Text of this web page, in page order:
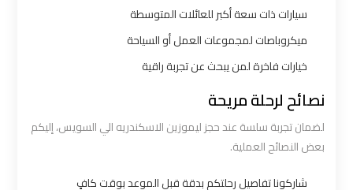
سيارات ذات سعة أكبر للعائلات المتوسطة
ميكروباصات لمجموعات العمل أو السياحة
خيارات فاخرة لمن يبحث عن تجربة راقية
نصائح لرحلة مريحة
لضمان تجربة سلسة عند حجز ليموزين الاسكندريه الي السويس، إليكم
بعض النصائح العملية.
شاركونا تفاصيل رحلتكم بدقة قبل الموعد بوقت كافٍ
ليموزين
الاسكندرية
القاهرة